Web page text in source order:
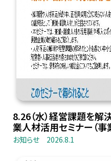
8.26（水）経営課題を解
業人材活用セミナー（事
お知らせ 2026.8.1